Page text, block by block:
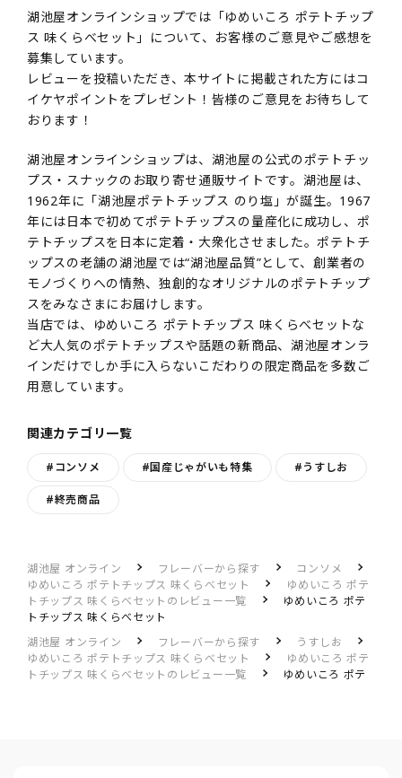
湖池屋オンラインショップでは「ゆめいころ ポテトチップ
ス 味くらべセット」について、お客様のご意見やご感想を
募集しています。
レビューを投稿いただき、本サイトに掲載された方にはコ
イケヤポイントをプレゼント！皆様のご意見をお待ちして
おります！
湖池屋オンラインショップは、湖池屋の公式のポテトチッ
プス・スナックのお取り寄せ通販サイトです。湖池屋は、
1962年に「湖池屋ポテトチップス のり塩」が誕生。1967
年には日本で初めてポテトチップスの量産化に成功し、ポ
テトチップスを日本に定着・大衆化させました。ポテトチ
ップスの老舗の湖池屋では“湖池屋品質”として、創業者の
モノづくりへの情熱、独創的なオリジナルのポテトチップ
スをみなさまにお届けします。
当店では、ゆめいころ ポテトチップス 味くらべセットな
ど大人気のポテトチップスや話題の新商品、湖池屋オンラ
インだけでしか手に入らないこだわりの限定商品を多数ご
用意しています。
関連カテゴリ一覧
#コンソメ #国産じゃがいも特集 #うすしお
#終売商品
湖池屋 オンライン フレーバーから探す
コンソメ
ゆめいころ ポテトチップス 味くらべセット
ゆめいころ ポテ
トチップス 味くらべセットのレビュー一覧
ゆめいころ ポテ
トチップス 味くらべセット
湖池屋 オンライン
フレーバーから探す
うすしお
ゆめいころ ポテトチップス 味くらべセット
ゆめいころ ポテ
トチップス 味くらべセットのレビュー一覧
ゆめいころ ポテ